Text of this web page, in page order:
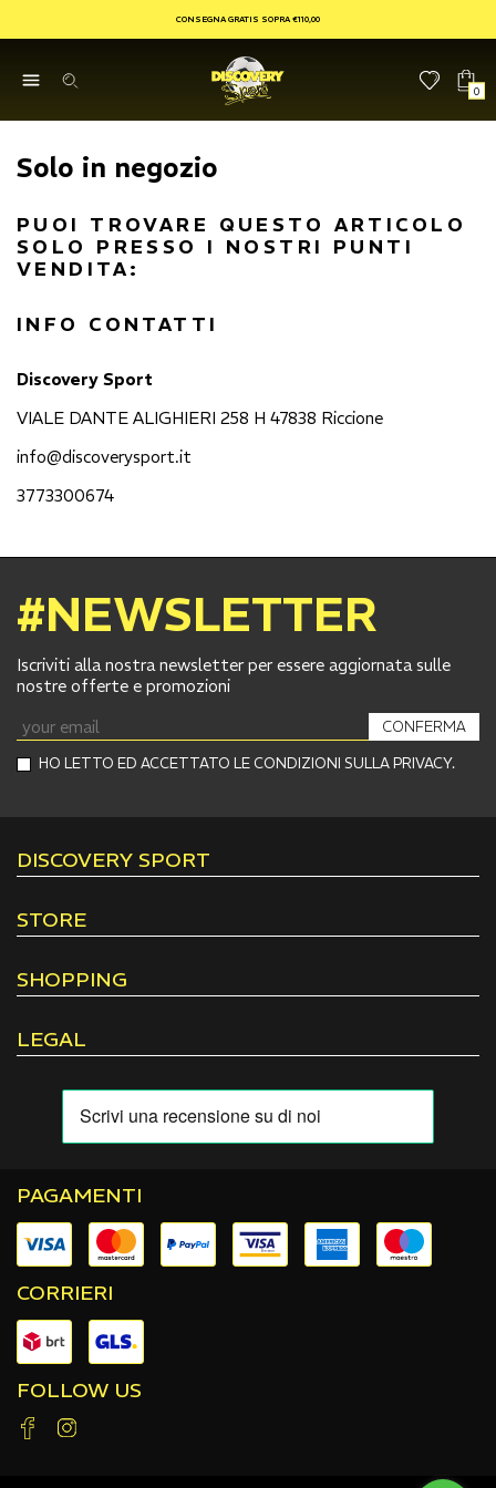
CONSEGNA GRATIS SOPRA €110,00
0
Solo in negozio
PUOI TROVARE QUESTO ARTICOLO
SOLO PRESSO I NOSTRI PUNTI
VENDITA:
INFO CONTATTI
Discovery Sport
VIALE DANTE ALIGHIERI 258 H 47838 Riccione
info@discoverysport.it
3773300674
#NEWSLETTER
Iscriviti alla nostra newsletter per essere aggiornata sulle
nostre offerte e promozioni
HO LETTO ED ACCETTATO LE CONDIZIONI SULLA PRIVACY.
CONFERMA
DISCOVERY SPORT
STORE
SHOPPING
LEGAL
PAGAMENTI
CORRIERI
FOLLOW US